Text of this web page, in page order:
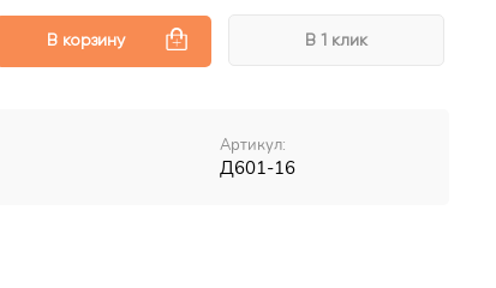
В корзину В 1 клик
Артикул:
Д601-16